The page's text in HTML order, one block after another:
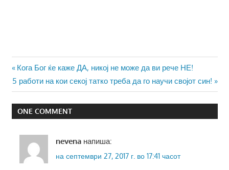
Навигација
на
напис
Previous
Post:
Кога Бог ќе каже ДА, никој не може да ви рече НЕ!
Next
Post:
5 работи на кои секој татко треба да го научи својот син!
ONE COMMENT
nevena напиша:
на септември 27, 2017 г. во 17:41 часот